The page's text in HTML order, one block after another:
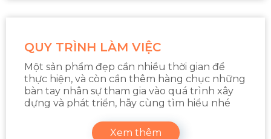
QUY TRÌNH LÀM VIỆC
Một sản phẩm đẹp cần nhiều thời gian để
thực hiện, và còn cần thêm hàng chục những
bàn tay nhân sự tham gia vào quá trình xây
dựng và phát triển, hãy cùng tìm hiểu nhé
Xem thêm